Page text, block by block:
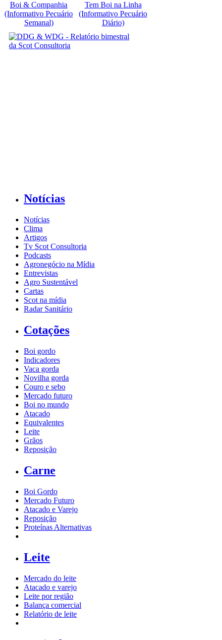
Boi & Companhia
(Informativo Pecuário
Semanal)
Tem Boi na Linha
(Informativo Pecuário
Diário)
Notícias
Notícias
Clima
Artigos
Tv Scot Consultoria
Podcasts
Agronegócio na Mídia
Entrevistas
Agro Sustentável
Cartas
Scot na mídia
Radar Sanitário
Cotações
Boi gordo
Indicadores
Vaca gorda
Novilha gorda
Couro e sebo
Mercado futuro
Boi no mundo
Atacado
Equivalentes
Leite
Grãos
Reposição
Carne
Boi Gordo
Mercado Futuro
Atacado e Varejo
Reposição
Proteínas Alternativas
Leite
Mercado do leite
Atacado e varejo
Leite por região
Balança comercial
Relatório de leite